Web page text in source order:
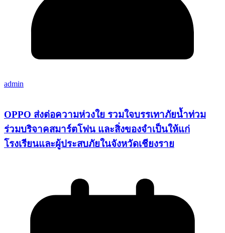
admin
OPPO ส่งต่อความห่วงใย รวมใจบรรเทาภัยน้ำท่วม
ร่วมบริจาคสมาร์ตโฟน และสิ่งของจำเป็นให้แก่
โรงเรียนและผู้ประสบภัยในจังหวัดเชียงราย